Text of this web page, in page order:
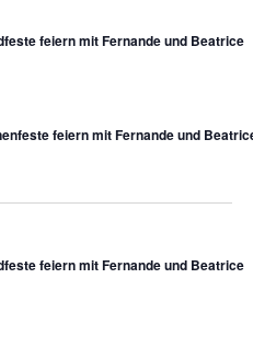
feiern mit Fernande und Beatrice
feiern mit Fernande und
feiern mit Fernande und Beatrice